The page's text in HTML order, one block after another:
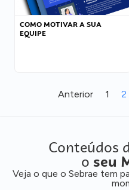
COMO MOTIVAR A SUA
EQUIPE
Anterior 1 2
Conteúdos
o seu
Veja o que o Sebrae tem